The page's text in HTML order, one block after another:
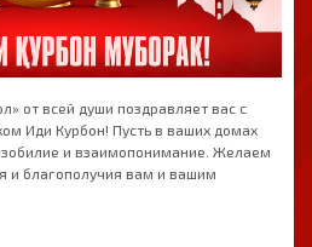
от всей души поздравляет вас с
Иди Курбон! Пусть в ваших домах
и взаимопонимание. Желаем
и благополучия вам и вашим